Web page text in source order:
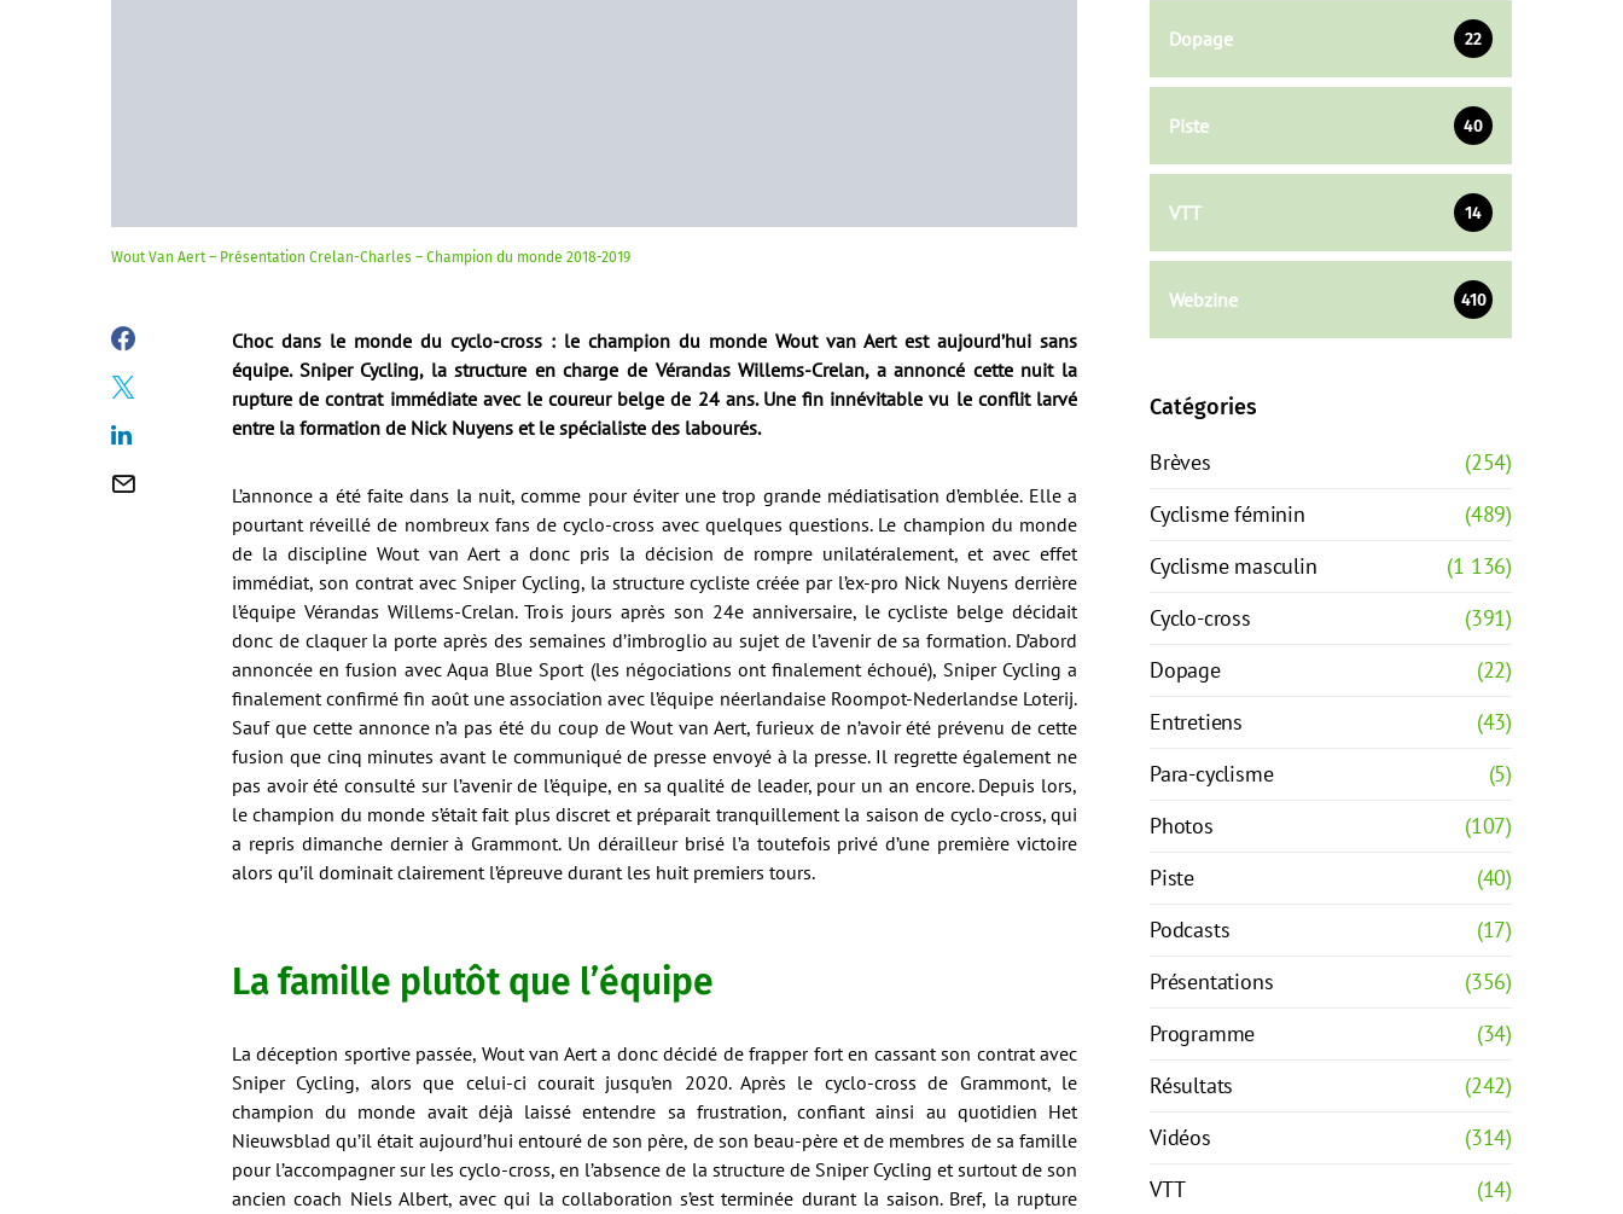
Wout Van Aert – Présentation Crelan-Charles – Champion du monde 2018-2019
Choc dans le monde du cyclo-cross : le champion du monde Wout van Aert est aujourd’hui sans
équipe. Sniper Cycling, la structure en charge de Vérandas Willems-Crelan, a annoncé cette nuit la
rupture de contrat immédiate avec le coureur belge de 24 ans. Une fin innévitable vu le conflit larvé
entre la formation de Nick Nuyens et le spécialiste des labourés.
L’annonce a été faite dans la nuit, comme pour éviter une trop grande médiatisation d’emblée. Elle a
pourtant réveillé de nombreux fans de cyclo-cross avec quelques questions. Le champion du monde
de la discipline Wout van Aert a donc pris la décision de rompre unilatéralement, et avec effet
immédiat, son contrat avec Sniper Cycling, la structure cycliste créée par l’ex-pro Nick Nuyens derrière
l’équipe Vérandas Willems-Crelan. Trois jours après son 24e anniversaire, le cycliste belge décidait
donc de claquer la porte après des semaines d’imbroglio au sujet de l’avenir de sa formation. D’abord
annoncée en fusion avec Aqua Blue Sport (les négociations ont finalement échoué), Sniper Cycling a
finalement confirmé fin août une association avec l’équipe néerlandaise Roompot-Nederlandse Loterij.
Sauf que cette annonce n’a pas été du coup de Wout van Aert, furieux de n’avoir été prévenu de cette
fusion que cinq minutes avant le communiqué de presse envoyé à la presse. Il regrette également ne
pas avoir été consulté sur l’avenir de l’équipe, en sa qualité de leader, pour un an encore. Depuis lors,
le champion du monde s’était fait plus discret et préparait tranquillement la saison de cyclo-cross, qui
a repris dimanche dernier à Grammont. Un dérailleur brisé l’a toutefois privé d’une première victoire
alors qu’il dominait clairement l’épreuve durant les huit premiers tours.
La famille plutôt que l’équipe
La déception sportive passée, Wout van Aert a donc décidé de frapper fort en cassant son contrat avec
Sniper Cycling, alors que celui-ci courait jusqu’en 2020. Après le cyclo-cross de Grammont, le
champion du monde avait déjà laissé entendre sa frustration, confiant ainsi au quotidien Het
Nieuwsblad qu’il était aujourd’hui entouré de son père, de son beau-père et de membres de sa famille
pour l’accompagner sur les cyclo-cross, en l’absence de la structure de Sniper Cycling et surtout de son
ancien coach Niels Albert, avec qui la collaboration s’est terminée durant la saison. Bref, la rupture
Dopage 22
Piste 40
VTT 14
Webzine 410
Catégories
Brèves
(254)
Cyclisme féminin
(489)
Cyclisme masculin
(1 136)
Cyclo-cross
(391)
Dopage
(22)
Entretiens
(43)
Para-cyclisme
(5)
Photos
(107)
Piste
(40)
Podcasts
(17)
Présentations
(356)
Programme
(34)
Résultats
(242)
Vidéos
(314)
VTT
(14)